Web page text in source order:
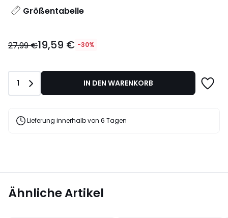
Größentabelle
€
30%
Rabatt
27,99 €19,59 € -30%
Anzahl
1 IN DEN WARENKORB
Lieferung innerhalb von 6 Tagen
Ähnliche Artikel